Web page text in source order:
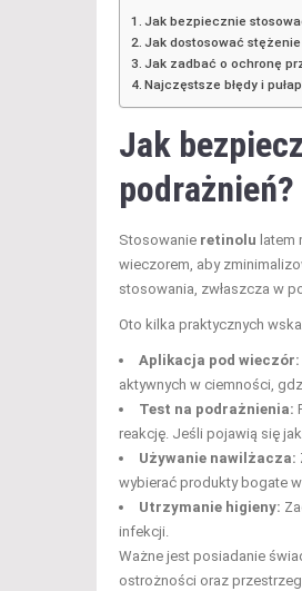
Jak bezpiecznie
Jak dostosować
Jak zadbać o ochronę
Najczęstsze błędy i
Jak
podrażnień?
Stosowanie retinolu
wieczorem, aby
stosowania, zwłaszcza w
Oto kilka praktycznych
Aplikacja pod wieczór:
aktywnych w ciemności,
Test na podrażnienia:
reakcję. Jeśli pojawią się
Używanie nawilżacza:
wybierać produkty bogate
Utrzymanie higieny:
infekcji.
Ważne jest posiadanie
ostrożności oraz